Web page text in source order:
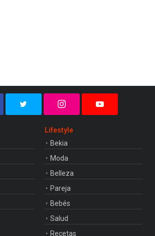
Lifestyle
Bekia
Moda
Belleza
Pareja
Bebés
Salud
Recetas